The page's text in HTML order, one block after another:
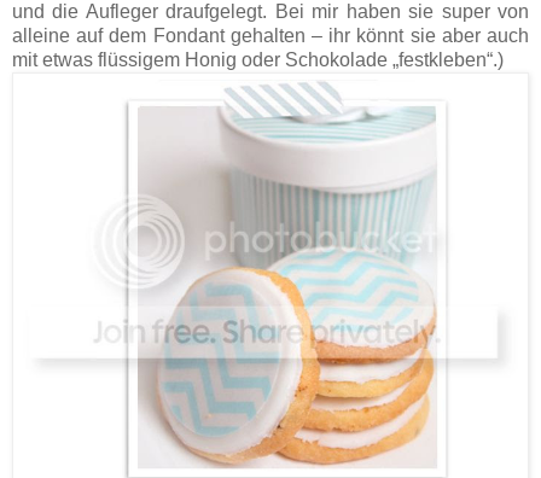
und die Aufleger draufgelegt. Bei mir haben sie super von
alleine auf dem Fondant gehalten – ihr könnt sie aber auch
mit etwas flüssigem Honig oder Schokolade „festkleben“.)